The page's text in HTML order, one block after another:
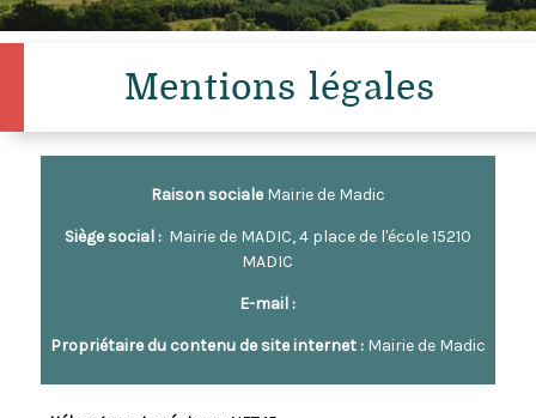
Mentions légales
Raison socialeMairie de Madic
Siège social:Mairie de MADIC, 4 place de l'école 15210
MADIC
E-mail :
Propriétaire du contenu de site internet: Mairie de Madic